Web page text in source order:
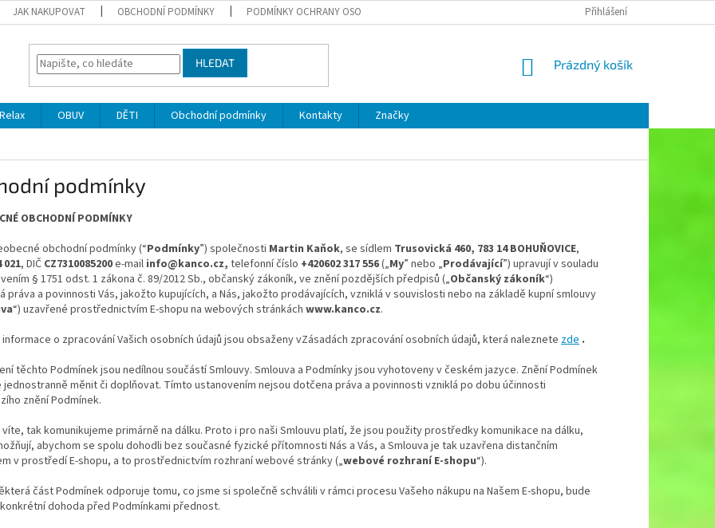
JAK NAKUPOVAT OBCHODNÍ PODMÍNKY PODMÍNKY OCHRANY OSOBNÍCH ÚDAJŮ Přihlášení
HLEDAT
NÁKUPNÍ
Prázdný košík
Relax OBUV DĚTI Obchodní podmínky Kontakty Značky
podmínky
OBCHODNÍ PODMÍNKY
obchodní podmínky (“Podmínky”) společnosti Martin Kaňok, se sídlem Trusovická 460, 783 14 BOHUŇOVICE,
021, DIČ CZ7310085200e-mail info@kanco.cz, telefonní číslo +420602 317 556(„My” nebo „Prodávající”) upravují v souladu
§ 1751 odst. 1 zákona č. 89/2012 Sb., občanský zákoník, ve znění pozdějších předpisů („Občanský zákoník“)
práva a povinnosti Vás, jakožto kupujících, a Nás, jakožto prodávajících, vzniklá v souvislosti nebo na základě kupní smlouvy
“) uzavřené prostřednictvím E-shopu na webových stránkách www.kanco.cz.
informace o zpracování Vašich osobních údajů jsou obsaženy vZásadách zpracování osobních údajů, která naleznete zde .
těchto Podmínek jsou nedílnou součástí Smlouvy. Smlouva a Podmínky jsou vyhotoveny v českém jazyce. Znění Podmínek
jednostranně měnit či doplňovat. Tímto ustanovením nejsou dotčena práva a povinnosti vzniklá po dobu účinnosti
znění Podmínek.
tak komunikujeme primárně na dálku. Proto i pro naši Smlouvu platí, že jsou použity prostředky komunikace na dálku,
abychom se spolu dohodli bez současné fyzické přítomnosti Nás a Vás, a Smlouva je tak uzavřena distančním
v prostředí E-shopu, a to prostřednictvím rozhraní webové stránky („webové rozhraní E-shopu“).
část Podmínek odporuje tomu, co jsme si společně schválili v rámci procesu Vašeho nákupu na Našem E-shopu, bude
dohoda před Podmínkami přednost.